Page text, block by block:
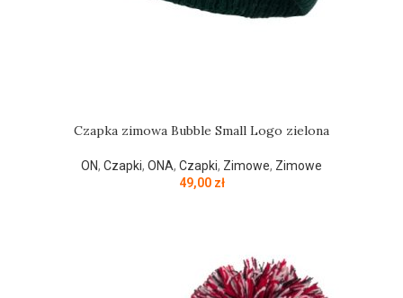
Czapka zimowa Bubble Small Logo zielona
ON, Czapki, ONA, Czapki, Zimowe, Zimowe
49,00 zł